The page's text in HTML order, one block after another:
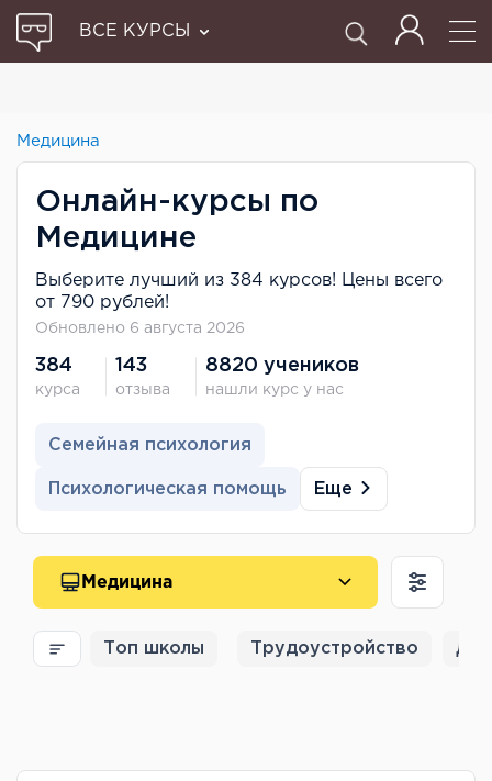
ВСЕ КУРСЫ
Медицина
Онлайн-курсы по
Медицине
Выберите лучший из 384 курсов! Цены всего
от 790 рублей!
Обновлено 6 августа 2026
384
курса
143
отзыва
8820 учеников
нашли курс у нас
Семейная психология
Психологическая помощь Еще
Медицина
Топ школы Трудоустройство